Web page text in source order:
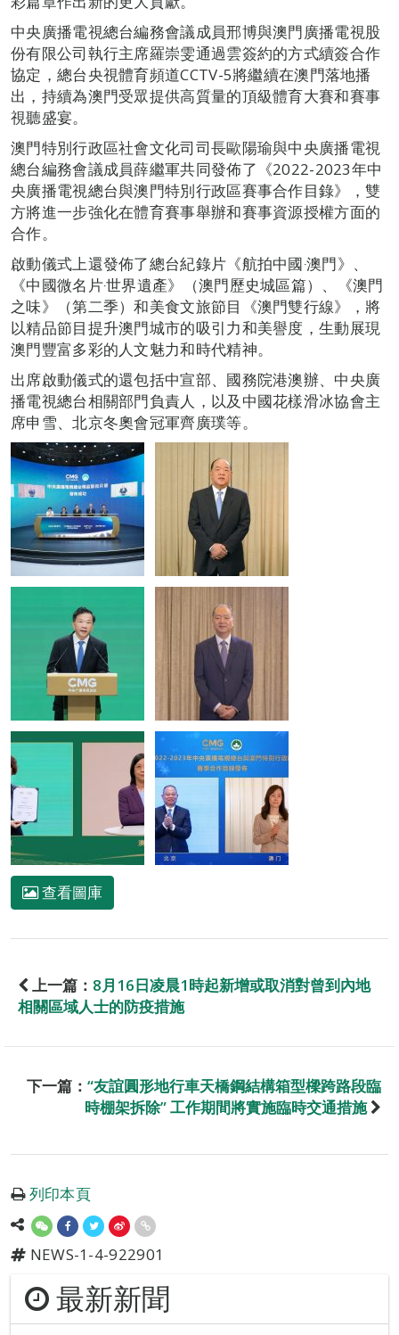
中央廣播電視總台編務會議成員邢博與澳門廣播電視股
份有限公司執行主席羅崇雯通過雲簽約的方式續簽合作
協定，總台央視體育頻道CCTV-5將繼續在澳門落地播
出，持續為澳門受眾提供高質量的頂級體育大賽和賽事
視聽盛宴。
澳門特別行政區社會文化司司長歐陽瑜與中央廣播電視
總台編務會議成員薛繼軍共同發佈了《2022-2023年中
央廣播電視總台與澳門特別行政區賽事合作目錄》，雙
方將進一步強化在體育賽事舉辦和賽事資源授權方面的
合作。
啟動儀式上還發佈了總台紀錄片《航拍中國‧澳門》、
《中國微名片‧世界遺產》（澳門歷史城區篇）、《澳門
之味》（第二季）和美食文旅節目《澳門雙行線》，將
以精品節目提升澳門城市的吸引力和美譽度，生動展現
澳門豐富多彩的人文魅力和時代精神。
出席啟動儀式的還包括中宣部、國務院港澳辦、中央廣
播電視總台相關部門負責人，以及中國花樣滑冰協會主
席申雪、北京冬奧會冠軍齊廣璞等。
查看圖庫
上一篇： 8月16日凌晨1時起新增或取消對曾到內地
相關區域人士的防疫措施
下一篇： “友誼圓形地行車天橋鋼結構箱型樑跨路段臨
時棚架拆除” 工作期間將實施臨時交通措施
列印本頁
NEWS-1-4-922901
最新新聞